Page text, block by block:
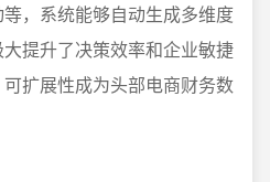
，系统能够自动生成多维度
提升了决策效率和企业敏捷
扩展性成为头部电商财务数